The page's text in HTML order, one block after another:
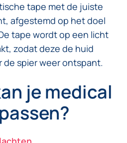
tape met de juiste
afgestemd op het doel
tape wordt op een licht
zodat deze de huid
spier weer ontspant.
je medical